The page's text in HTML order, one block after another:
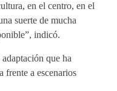
en el centro, en el
suerte de mucha
indicó.
que ha
frente a escenarios